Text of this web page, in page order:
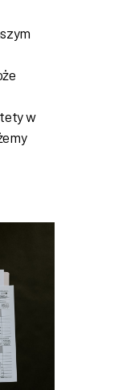
w